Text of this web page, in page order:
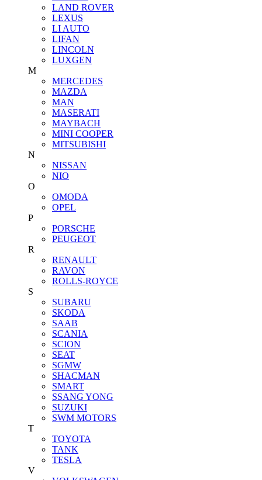
LAND ROVER
LEXUS
LI AUTO
LIFAN
LINCOLN
LUXGEN
M
MERCEDES
MAZDA
MAN
MASERATI
MAYBACH
MINI COOPER
MITSUBISHI
N
NISSAN
NIO
O
OMODA
OPEL
P
PORSCHE
PEUGEOT
R
RENAULT
RAVON
ROLLS-ROYCE
S
SUBARU
SKODA
SAAB
SCANIA
SCION
SEAT
SGMW
SHACMAN
SMART
SSANG YONG
SUZUKI
SWM MOTORS
T
TOYOTA
TANK
TESLA
V